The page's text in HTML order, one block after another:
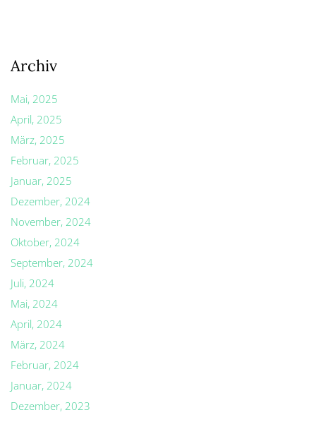
Archiv
Mai, 2025
April, 2025
März, 2025
Februar, 2025
Januar, 2025
Dezember, 2024
November, 2024
Oktober, 2024
September, 2024
Juli, 2024
Mai, 2024
April, 2024
März, 2024
Februar, 2024
Januar, 2024
Dezember, 2023